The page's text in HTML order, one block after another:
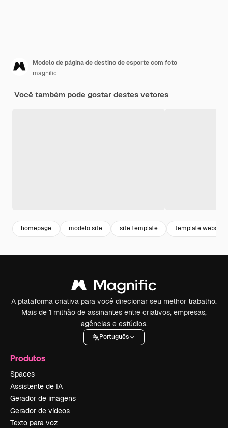
Modelo de página de destino de esporte com foto
magnific
Você também pode gostar destes vetores
homepage modelo site site template template website
A plataforma criativa para você direcionar seu melhor trabalho.
Mais de 1 milhão de assinantes entre criativos, empresas,
agências e estúdios.
Português
Produtos
Spaces
Assistente de IA
Gerador de imagens
Gerador de vídeos
Texto para voz